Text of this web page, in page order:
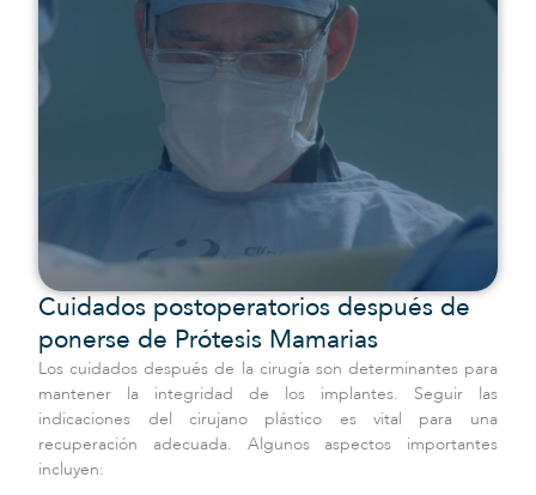
Cuidados postoperatorios después de
ponerse de Prótesis Mamarias
Los cuidados después de la cirugía son determinantes para
mantener la integridad de los implantes. Seguir las
indicaciones del cirujano plástico es vital para una
recuperación adecuada. Algunos aspectos importantes
incluyen: